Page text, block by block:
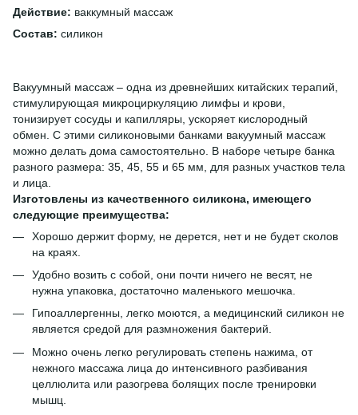
Действие: ваккумный массаж
Состав: силикон
Вакуумный массаж – одна из древнейших китайских терапий,
стимулирующая микроциркуляцию лимфы и крови,
тонизирует сосуды и капилляры, ускоряет кислородный
обмен. С этими силиконовыми банками вакуумный массаж
можно делать дома самостоятельно. В наборе четыре банка
разного размера: 35, 45, 55 и 65 мм, для разных участков тела
и лица.
Изготовлены из качественного силикона, имеющего
следующие преимущества:
Хорошо держит форму, не дерется, нет и не будет сколов
на краях.
Удобно возить с собой, они почти ничего не весят, не
нужна упаковка, достаточно маленького мешочка.
Гипоаллергенны, легко моются, а медицинский силикон не
является средой для размножения бактерий.
Можно очень легко регулировать степень нажима, от
нежного массажа лица до интенсивного разбивания
целлюлита или разогрева болящих после тренировки
мышц.